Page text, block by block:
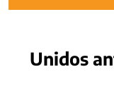
Unidos